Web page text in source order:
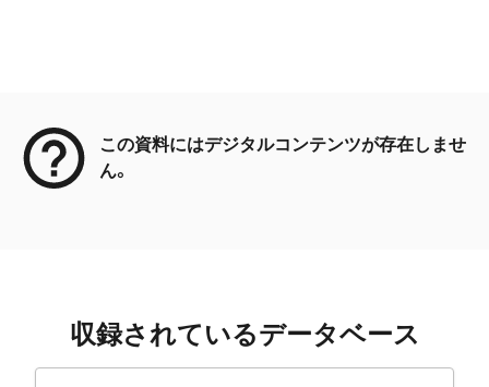
この資料にはデジタルコンテンツが存在しませ
ん。
収録されているデータベース